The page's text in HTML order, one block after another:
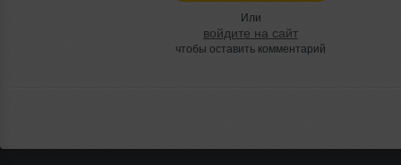
Или
войдите на сайт
чтобы оставить комментарий